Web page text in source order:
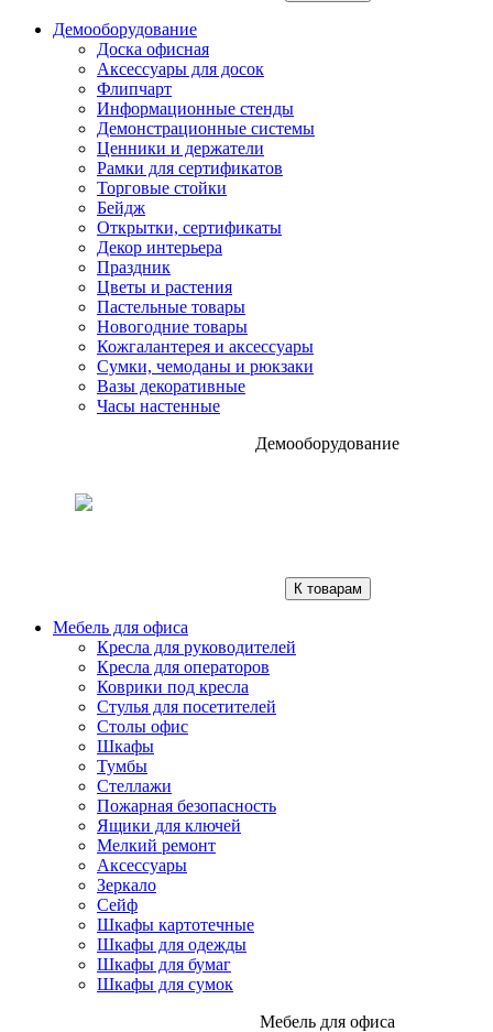
Демооборудование
Доска офисная
Аксессуары для досок
Флипчарт
Информационные стенды
Демонстрационные системы
Ценники и держатели
Рамки для сертификатов
Торговые стойки
Бейдж
Открытки, сертификаты
Декор интерьера
Праздник
Цветы и растения
Пастельные товары
Новогодние товары
Кожгалантерея и аксессуары
Сумки, чемоданы и рюкзаки
Вазы декоративные
Часы настенные
Демооборудование
К товарам
Мебель для офиса
Кресла для руководителей
Кресла для операторов
Коврики под кресла
Стулья для посетителей
Столы офис
Шкафы
Тумбы
Стеллажи
Пожарная безопасность
Ящики для ключей
Мелкий ремонт
Аксессуары
Зеркало
Сейф
Шкафы картотечные
Шкафы для одежды
Шкафы для бумаг
Шкафы для сумок
Мебель для офиса